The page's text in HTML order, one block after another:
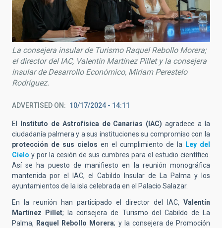
La consejera insular de Turismo Raquel Rebollo Morera;
el director del IAC, Valentín Martínez Pillet y la consejera
insular de Desarrollo Económico, Miriam Perestelo
Rodríguez.
ADVERTISED ON 10/17/2024 - 14:11
El Instituto de Astrofísica de Canarias (IAC) agradece a la
ciudadanía palmera y a sus instituciones su compromiso con la
protección de sus cielos en el cumplimiento de la Ley del
Cielo y por la cesión de sus cumbres para el estudio científico.
Así se ha puesto de manifiesto en la reunión monográfica
mantenida por el IAC, el Cabildo Insular de La Palma y los
ayuntamientos de la isla celebrada en el Palacio Salazar.
En la reunión han participado el director del IAC, Valentín
Martínez Pillet; la consejera de Turismo del Cabildo de La
Palma, Raquel Rebollo Morera; y la consejera de Promoción